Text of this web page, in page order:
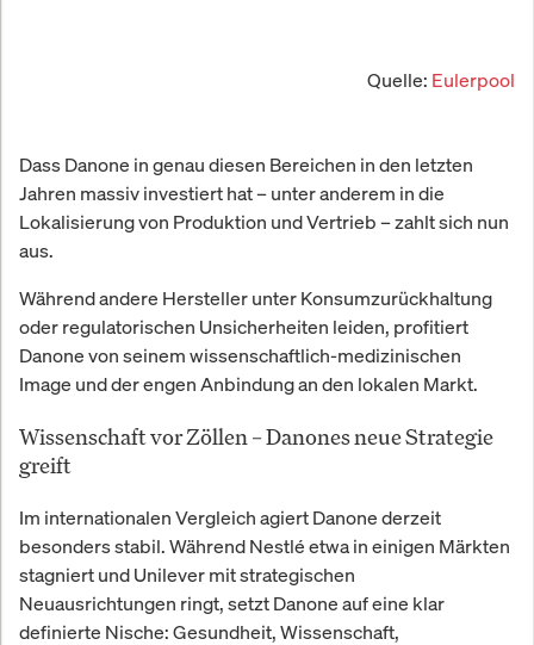
Quelle: Eulerpool
Dass Danone in genau diesen Bereichen in den letzten
Jahren massiv investiert hat – unter anderem in die
Lokalisierung von Produktion und Vertrieb – zahlt sich nun
aus.
Während andere Hersteller unter Konsumzurückhaltung
oder regulatorischen Unsicherheiten leiden, profitiert
Danone von seinem wissenschaftlich-medizinischen
Image und der engen Anbindung an den lokalen Markt.
Wissenschaft vor Zöllen – Danones neue Strategie
greift
Im internationalen Vergleich agiert Danone derzeit
besonders stabil. Während Nestlé etwa in einigen Märkten
stagniert und Unilever mit strategischen
Neuausrichtungen ringt, setzt Danone auf eine klar
definierte Nische: Gesundheit, Wissenschaft,